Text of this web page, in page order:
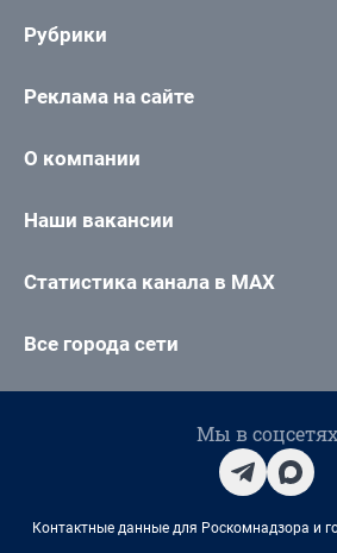
Рубрики
Реклама на сайте
О компании
Наши вакансии
Статистика канала в MAX
Все города сети
Мы в соцсетях
Контактные данные для Роскомнадзора и